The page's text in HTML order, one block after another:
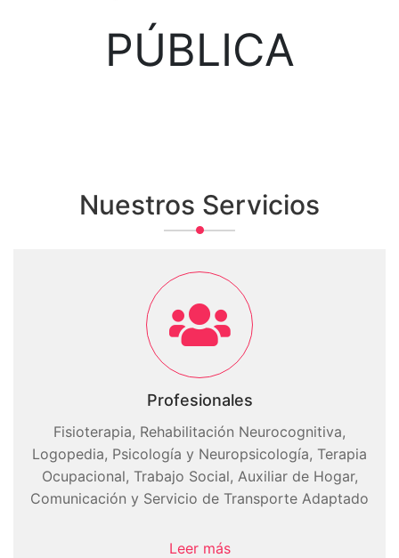
PÚBLICA
Nuestros Servicios
Profesionales
Fisioterapia, Rehabilitación Neurocognitiva,
Logopedia, Psicología y Neuropsicología, Terapia
Ocupacional, Trabajo Social, Auxiliar de Hogar,
Comunicación y Servicio de Transporte Adaptado
Leer más